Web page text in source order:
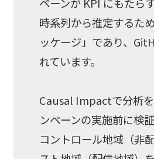
時系列から推定するた
ッケージ」であり、
れています。
Causal Impactで分析
ンペーンの実施前に検
コントロール地域（非